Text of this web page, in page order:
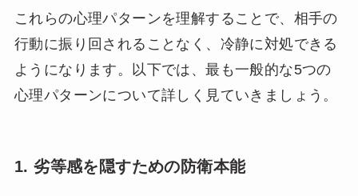
これらの心理パターンを理解することで、相手の
行動に振り回されることなく、冷静に対処できる
ようになります。以下では、最も一般的な5つの
心理パターンについて詳しく見ていきましょう。
1. 劣等感を隠すための防衛本能